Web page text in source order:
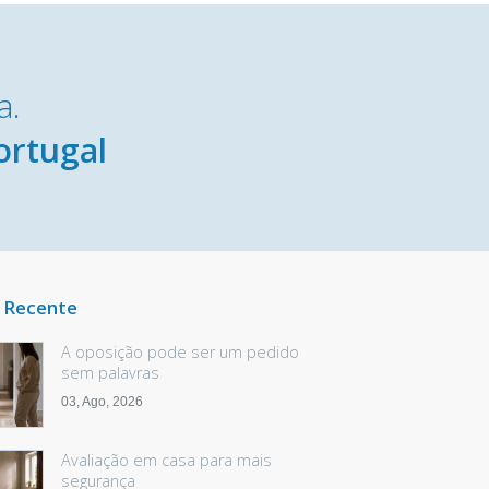
A oposição pode ser um pedido
sem palavras
03, Ago, 2026
Avaliação em casa para mais
segurança